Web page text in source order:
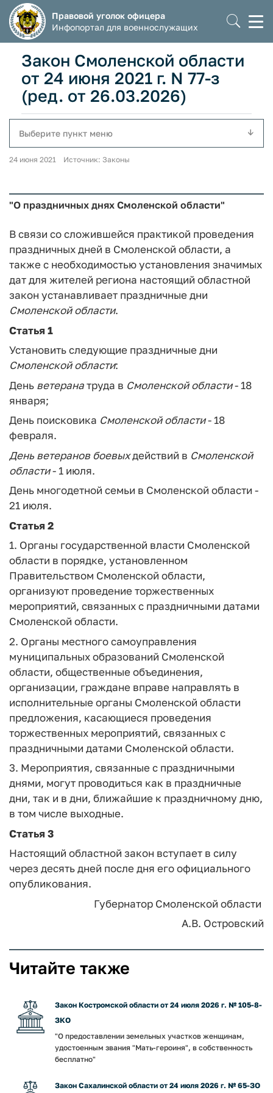
Правовой уголок офицера
Инфопортал для военнослужащих
Закон Смоленской области
от 24 июня 2021 г. N 77-з
(ред. от 26.03.2026)
Выберите пункт меню
24 июня 2021 Источник: Законы
"О праздничных днях Смоленской области"
В связи со сложившейся практикой проведения
праздничных дней в Смоленской области, а
также с необходимостью установления значимых
дат для жителей региона настоящий областной
закон устанавливает праздничные дни
Смоленской области.
Статья 1
Установить следующие праздничные дни
Смоленской области:
День ветеранатруда в Смоленской области- 18
января;
День поисковика Смоленской области- 18
февраля.
День ветеранов боевыхдействий в Смоленской
области- 1 июля.
День многодетной семьи в Смоленской области -
21 июля.
Статья 2
1. Органы государственной власти Смоленской
области в порядке, установленном
Правительством Смоленской области,
организуют проведение торжественных
мероприятий, связанных с праздничными датами
Смоленской области.
2. Органы местного самоуправления
муниципальных образований Смоленской
области, общественные объединения,
организации, граждане вправе направлять в
исполнительные органы Смоленской области
предложения, касающиеся проведения
торжественных мероприятий, связанных с
праздничными датами Смоленской области.
3. Мероприятия, связанные с праздничными
днями, могут проводиться как в праздничные
дни, так и в дни, ближайшие к праздничному дню,
в том числе выходные.
Статья 3
Настоящий областной закон вступает в силу
через десять дней после дня его официального
опубликования.
Губернатор Смоленской области
А.В. Островский
Читайте также
Закон Костромской области от 24 июля 2026 г. № 105-8-
ЗКО
"О предоставлении земельных участков женщинам,
удостоенным звания "Мать-героиня", в собственность
бесплатно"
Закон Сахалинской области от 24 июля 2026 г. № 65-ЗО